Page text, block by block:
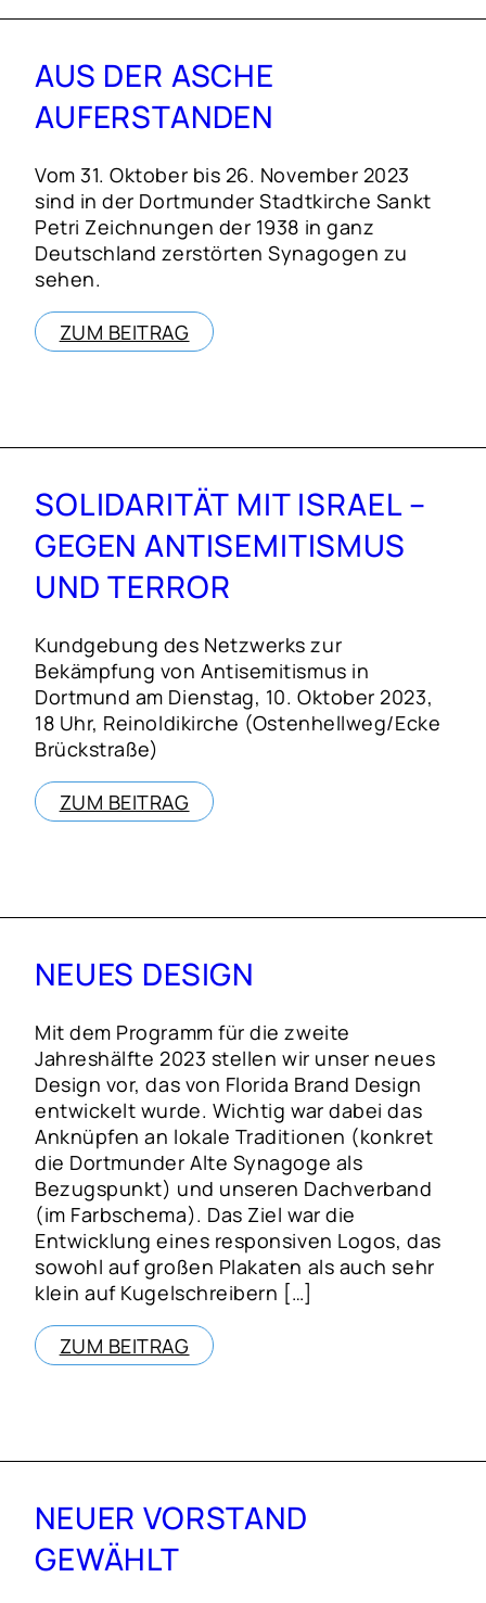
AUS DER ASCHE
AUFERSTANDEN
Vom 31. Oktober bis 26. November 2023
sind in der Dortmunder Stadtkirche Sankt
Petri Zeichnungen der 1938 in ganz
Deutschland zerstörten Synagogen zu
sehen.
ZUM BEITRAG
SOLIDARITÄT MIT ISRAEL –
GEGEN ANTISEMITISMUS
UND TERROR
Kundgebung des Netzwerks zur
Bekämpfung von Antisemitismus in
Dortmund am Dienstag, 10. Oktober 2023,
18 Uhr, Reinoldikirche (Ostenhellweg/Ecke
Brückstraße)
ZUM BEITRAG
NEUES DESIGN
Mit dem Programm für die zweite
Jahreshälfte 2023 stellen wir unser neues
Design vor, das von Florida Brand Design
entwickelt wurde. Wichtig war dabei das
Anknüpfen an lokale Traditionen (konkret
die Dortmunder Alte Synagoge als
Bezugspunkt) und unseren Dachverband
(im Farbschema). Das Ziel war die
Entwicklung eines responsiven Logos, das
sowohl auf großen Plakaten als auch sehr
klein auf Kugelschreibern […]
ZUM BEITRAG
NEUER VORSTAND
GEWÄHLT